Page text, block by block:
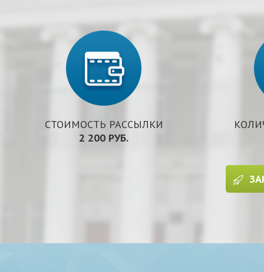
СТОИМОСТЬ РАССЫЛКИ
2 200 РУБ.